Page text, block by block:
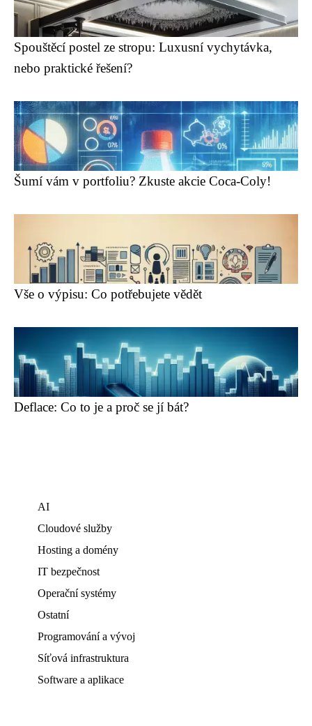
Spouštěcí postel ze stropu: Luxusní vychytávka,
nebo praktické řešení?
Šumí vám v portfoliu? Zkuste akcie Coca-Coly!
Vše o výpisu: Co potřebujete vědět
Deflace: Co to je a proč se jí bát?
AI
Cloudové služby
Hosting a domény
IT bezpečnost
Operační systémy
Ostatní
Programování a vývoj
Síťová infrastruktura
Software a aplikace